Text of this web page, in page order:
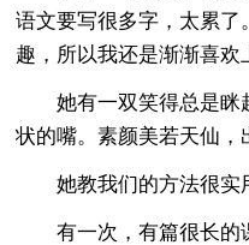
语文要写很多字，太累
趣，所以我还是渐渐喜欢
她有一双笑得总是眯
状的嘴。素颜美若天仙，
她教我们的方法很实
有一次，有篇很长的